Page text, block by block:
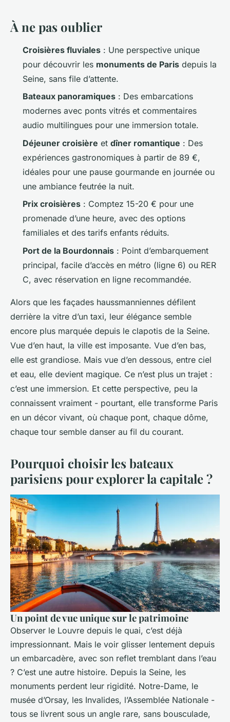
À ne pas oublier
Croisières fluviales : Une perspective unique
pour découvrir les monuments de Paris depuis la
Seine, sans file d’attente.
Bateaux panoramiques : Des embarcations
modernes avec ponts vitrés et commentaires
audio multilingues pour une immersion totale.
Déjeuner croisière et dîner romantique : Des
expériences gastronomiques à partir de 89 €,
idéales pour une pause gourmande en journée ou
une ambiance feutrée la nuit.
Prix croisières : Comptez 15-20 € pour une
promenade d’une heure, avec des options
familiales et des tarifs enfants réduits.
Port de la Bourdonnais : Point d’embarquement
principal, facile d’accès en métro (ligne 6) ou RER
C, avec réservation en ligne recommandée.
Alors que les façades haussmanniennes défilent
derrière la vitre d’un taxi, leur élégance semble
encore plus marquée depuis le clapotis de la Seine.
Vue d’en haut, la ville est imposante. Vue d’en bas,
elle est grandiose. Mais vue d’en dessous, entre ciel
et eau, elle devient magique. Ce n’est plus un trajet :
c’est une immersion. Et cette perspective, peu la
connaissent vraiment - pourtant, elle transforme Paris
en un décor vivant, où chaque pont, chaque dôme,
chaque tour semble danser au fil du courant.
Pourquoi choisir les bateaux
parisiens pour explorer la capitale ?
Un point de vue unique sur le patrimoine
Observer le Louvre depuis le quai, c’est déjà
impressionnant. Mais le voir glisser lentement depuis
un embarcadère, avec son reflet tremblant dans l’eau
? C’est une autre histoire. Depuis la Seine, les
monuments perdent leur rigidité. Notre-Dame, le
musée d’Orsay, les Invalides, l’Assemblée Nationale -
tous se livrent sous un angle rare, sans bousculade,